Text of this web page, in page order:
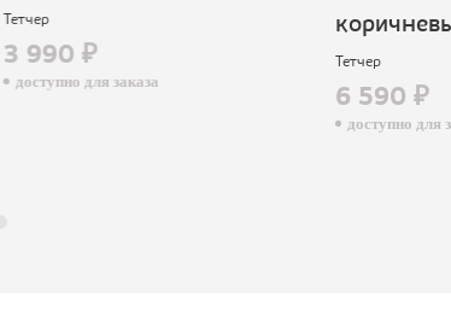
Тетчер
3 990 ₽
доступно для заказа
Тетчер
6 590 ₽
доступно для